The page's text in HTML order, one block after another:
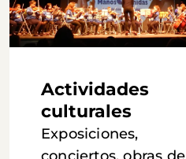
Actividades
culturales
Exposiciones,